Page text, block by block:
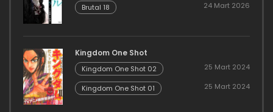
Brutal 18 24 Mart 2026
Kingdom One Shot
Kingdom One Shot 02 25 Mart 2024
Kingdom One Shot 01 25 Mart 2024